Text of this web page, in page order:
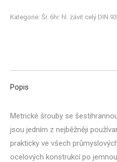
MS-
Kategorie: Šr. 6hr. hl. závit celý DIN
Popis
Metrické šrouby se
jsou jedním z nejběžněji
prakticky ve všech
ocelových konstrukcí po